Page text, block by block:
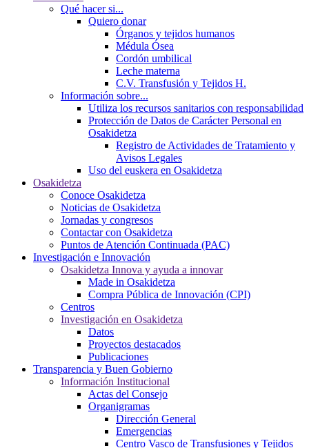
Qué hacer si...
Quiero donar
Órganos y tejidos humanos
Médula Ósea
Cordón umbilical
Leche materna
C.V. Transfusión y Tejidos H.
Información sobre...
Utiliza los recursos sanitarios con responsabilidad
Protección de Datos de Carácter Personal en
Osakidetza
Registro de Actividades de Tratamiento y
Avisos Legales
Uso del euskera en Osakidetza
Osakidetza
Conoce Osakidetza
Noticias de Osakidetza
Jornadas y congresos
Contactar con Osakidetza
Puntos de Atención Continuada (PAC)
Investigación e Innovación
Osakidetza Innova y ayuda a innovar
Made in Osakidetza
Compra Pública de Innovación (CPI)
Centros
Investigación en Osakidetza
Datos
Proyectos destacados
Publicaciones
Transparencia y Buen Gobierno
Información Institucional
Actas del Consejo
Organigramas
Dirección General
Emergencias
Centro Vasco de Transfusiones y Tejidos